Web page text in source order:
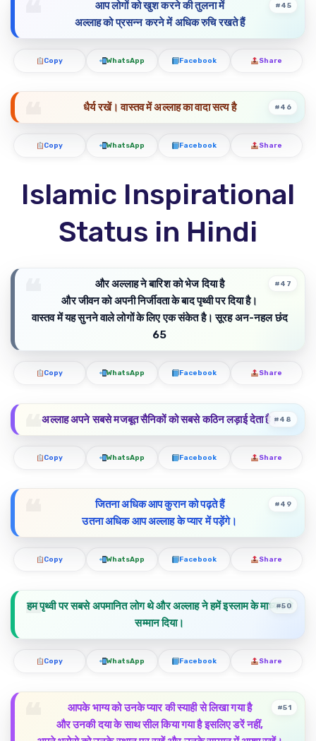
आप लोगों को खुश करने की तुलना में
अल्लाह को प्रसन्न करने में अधिक रुचि रखते हैं
#45
Copy WhatsApp Facebook Share
धैर्य रखें। वास्तव में अल्लाह का वादा सत्य है #46
Copy WhatsApp Facebook Share
Islamic Inspirational
Status in Hindi
और अल्लाह ने बारिश को भेज दिया है
और जीवन को अपनी निर्जीवता के बाद पृथ्वी पर दिया है।
वास्तव में यह सुनने वाले लोगों के लिए एक संकेत है। सूरह अन-नहल छंद
65
#47
Copy WhatsApp Facebook Share
अल्लाह अपने सबसे मजबूत सैनिकों को सबसे कठिन लड़ाई देता है।#48
Copy WhatsApp Facebook Share
जितना अधिक आप कुरान को पढ़ते हैं
उतना अधिक आप अल्लाह के प्यार में पड़ेंगे।
#49
Copy WhatsApp Facebook Share
हम पृथ्वी पर सबसे अपमानित लोग थे और अल्लाह ने हमें इस्लाम के माध्यम से
सम्मान दिया।
#50
Copy WhatsApp Facebook Share
आपके भाग्य को उनके प्यार की स्याही से लिखा गया है
और उनकी दया के साथ सील किया गया है इसलिए डरें नहीं,
#51